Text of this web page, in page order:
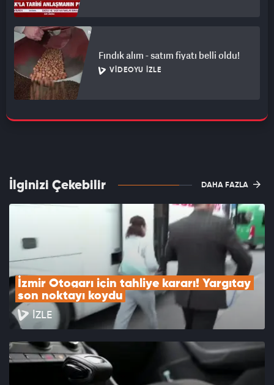
Fındık alım - satım fiyatı belli oldu!
VIDEOYU İZLE
İlginizi Çekebilir DAHA FAZLA
İzmir Otogarı için tahliye kararı! Yargıtay
son noktayı koydu
İZLE